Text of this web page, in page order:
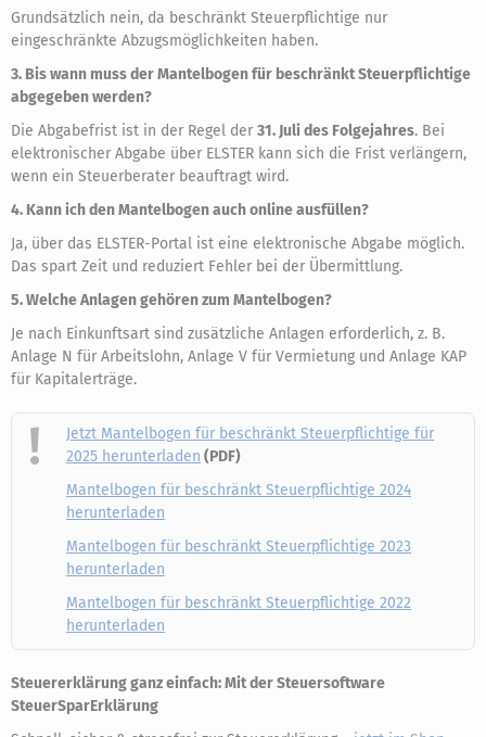
Grundsätzlich nein, da beschränkt Steuerpflichtige nur
eingeschränkte Abzugsmöglichkeiten haben.
3. Bis wann muss der Mantelbogen für beschränkt Steuerpflichtige
abgegeben werden?
Die Abgabefrist ist in der Regel der 31. Juli des Folgejahres. Bei
elektronischer Abgabe über ELSTER kann sich die Frist verlängern,
wenn ein Steuerberater beauftragt wird.
4. Kann ich den Mantelbogen auch online ausfüllen?
Ja, über das ELSTER-Portal ist eine elektronische Abgabe möglich.
Das spart Zeit und reduziert Fehler bei der Übermittlung.
5. Welche Anlagen gehören zum Mantelbogen?
Je nach Einkunftsart sind zusätzliche Anlagen erforderlich, z. B.
Anlage N für Arbeitslohn, Anlage V für Vermietung und Anlage KAP
für Kapitalerträge.
Jetzt Mantelbogen für beschränkt Steuerpflichtige für
2025 herunterladen (PDF)
Mantelbogen für beschränkt Steuerpflichtige 2024
herunterladen
Mantelbogen für beschränkt Steuerpflichtige 2023
herunterladen
Mantelbogen für beschränkt Steuerpflichtige 2022
herunterladen
Steuererklärung ganz einfach: Mit der Steuersoftware
SteuerSparErklärung